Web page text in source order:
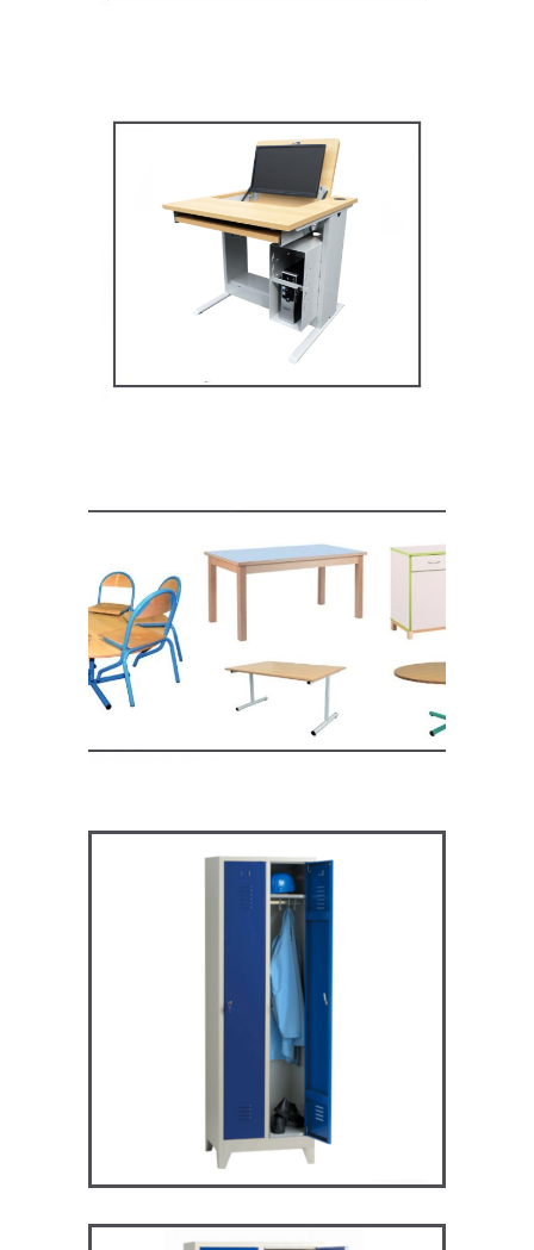
Mobilier multimédia
MOBILIER SCOLAIRE
Mobilier de restauration,
espace cantine
MOBILIER SCOLAIRE
ARV2P – Vestiaire industrie